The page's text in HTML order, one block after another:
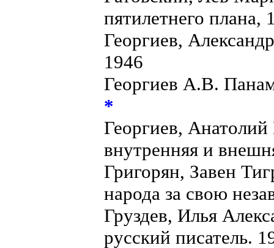
пятилетнего плана,
Георгиев,
1946
Георгиев А.В.
*
Георгиев,
внутренняя и
Григорян, Завен
народа за свою
Груздев, Илья
русский писатель.